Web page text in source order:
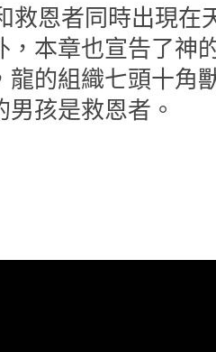
救恩者同時出現在
本章也宣告了神
的組織七頭十角
孩是救恩者。